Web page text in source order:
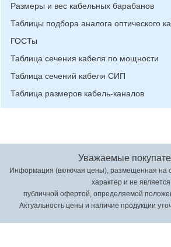
Размеры и вес кабельных барабанов
Таблицы подбора аналога оптического
ГОСТы
Таблица сечения кабеля по мощности
Таблица сечений кабеля СИП
Таблица размеров кабель-каналов
Уважаемые
Информация (включая цены), размещенная на
характер и не является
публичной офертой, определяемой
Актуальность цены и наличие продукции